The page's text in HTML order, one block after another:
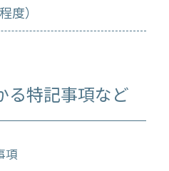
度）
る特記事項など
項